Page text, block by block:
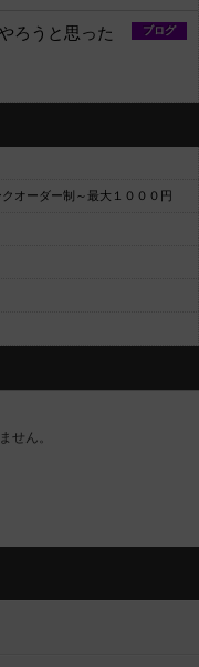
ブログ
ろうと思った
オーダー制～最大１０００円
せん。